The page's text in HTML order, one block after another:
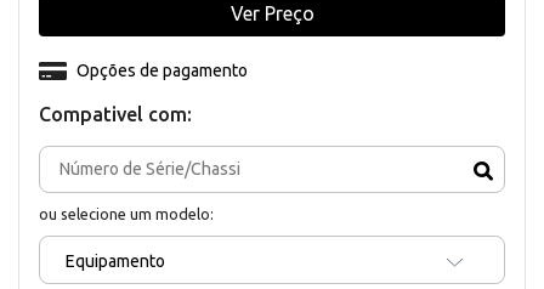
Compativel com:
ou selecione um modelo:
Equipamento
Opções de pagamento
Ver Preço